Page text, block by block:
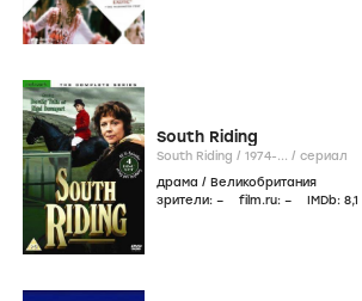
South Riding
South Riding / 1974-... / сериал
драма / Великобритания
зрители: – film.ru: – IMDb: 8,1